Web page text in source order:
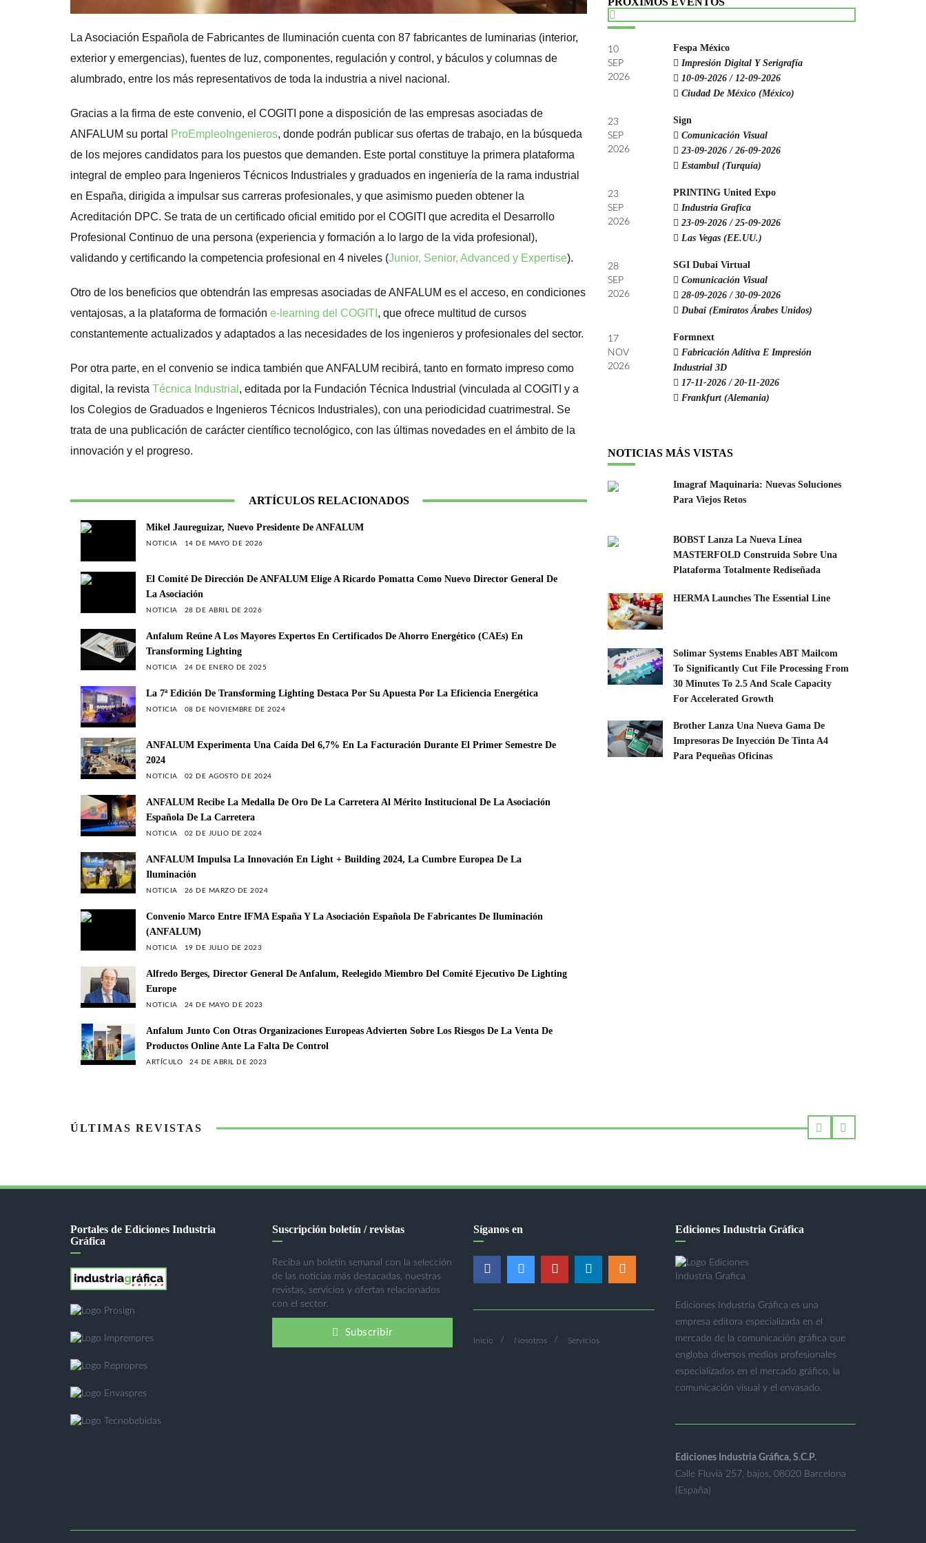
La Asociación Española de Fabricantes de Iluminación cuenta con 87 fabricantes de luminarias (interior,
exterior y emergencias), fuentes de luz, componentes, regulación y control, y báculos y columnas de
alumbrado, entre los más representativos de toda la industria a nivel nacional.
Gracias a la firma de este convenio, el COGITI pone a disposición de las empresas asociadas de
ANFALUM su portal
ProEmpleoIngenieros, donde podrán publicar sus ofertas de trabajo, en la búsqueda
de los mejores candidatos para los puestos que demanden. Este portal constituye la primera plataforma
integral de empleo para Ingenieros Técnicos Industriales y graduados en ingeniería de la rama industrial
en España, dirigida a impulsar sus carreras profesionales, y que asimismo pueden obtener la
Acreditación DPC. Se trata de un certificado oficial emitido por el COGITI que acredita el Desarrollo
Profesional Continuo de una persona (experiencia y formación a lo largo de la vida profesional),
validando y certificando la competencia profesional en 4 niveles (Junior, Senior, Advanced y Expertise).
Otro de los beneficios que obtendrán las empresas asociadas de ANFALUM es el acceso, en condiciones
ventajosas, a la plataforma de formación e-learning del COGITI , que ofrece multitud de cursos
constantemente actualizados y adaptados a las necesidades de los ingenieros y profesionales del sector.
Por otra parte, en el convenio se indica también que ANFALUM recibirá, tanto en formato impreso como
digital, la revista Técnica Industrial , editada por la Fundación Técnica Industrial (vinculada al COGITI y a
los Colegios de Graduados e Ingenieros Técnicos Industriales), con una periodicidad cuatrimestral. Se
trata de una publicación de carácter científico tecnológico, con las últimas novedades en el ámbito de la
innovación y el progreso.
ARTÍCULOS RELACIONADOS
Mikel Jaureguizar, Nuevo Presidente De ANFALUM
NOTICIA 14 DE MAYO DE 2026
El Comité De Dirección De ANFALUM Elige A Ricardo Pomatta Como Nuevo Director General De
La Asociación
NOTICIA 28 DE ABRIL DE 2026
Anfalum Reúne A Los Mayores Expertos En Certificados De Ahorro Energético (CAEs) En
Transforming Lighting
NOTICIA 24 DE ENERO DE 2025
La 7ª Edición De Transforming Lighting Destaca Por Su Apuesta Por La Eficiencia Energética
NOTICIA 08 DE NOVIEMBRE DE 2024
ANFALUM Experimenta Una Caída Del 6,7% En La Facturación Durante El Primer Semestre De
2024
NOTICIA 02 DE AGOSTO DE 2024
ANFALUM Recibe La Medalla De Oro De La Carretera Al Mérito Institucional De La Asociación
Española De La Carretera
NOTICIA 02 DE JULIO DE 2024
ANFALUM Impulsa La Innovación En Light + Building 2024, La Cumbre Europea De La
Iluminación
NOTICIA 26 DE MARZO DE 2024
Convenio Marco Entre IFMA España Y La Asociación Española De Fabricantes De Iluminación
(ANFALUM)
NOTICIA 19 DE JULIO DE 2023
Alfredo Berges, Director General De Anfalum, Reelegido Miembro Del Comité Ejecutivo De Lighting
Europe
NOTICIA 24 DE MAYO DE 2023
Anfalum Junto Con Otras Organizaciones Europeas Advierten Sobre Los Riesgos De La Venta De
Productos Online Ante La Falta De Control
ARTÍCULO 24 DE ABRIL DE 2023
10
SEP
2026
Fespa México
Impresión Digital Y Serigrafía
10-09-2026 / 12-09-2026
Ciudad De México (México)
23
SEP
2026
Sign
Comunicación Visual
23-09-2026 / 26-09-2026
Estambul (Turquía)
23
SEP
2026
PRINTING United Expo
Industria Grafica
23-09-2026 / 25-09-2026
Las Vegas (EE.UU.)
28
SEP
2026
SGI Dubai Virtual
Comunicación Visual
28-09-2026 / 30-09-2026
Dubai (Emiratos Árabes Unidos)
17
NOV
2026
Formnext
Fabricación Aditiva E Impresión
Industrial 3D
17-11-2026 / 20-11-2026
Frankfurt (Alemania)
NOTICIAS MÁS VISTAS
Imagraf Maquinaria: Nuevas Soluciones
Para Viejos Retos
BOBST Lanza La Nueva Línea
MASTERFOLD Construida Sobre Una
Plataforma Totalmente Rediseñada
HERMA Launches The Essential Line
Solimar Systems Enables ABT Mailcom
To Significantly Cut File Processing From
30 Minutes To 2.5 And Scale Capacity
For Accelerated Growth
Brother Lanza Una Nueva Gama De
Impresoras De Inyección De Tinta A4
Para Pequeñas Oficinas
ÚLTIMAS REVISTAS
Portales de Ediciones Industria
Gráfica
Suscripción boletín / revistas
Reciba un boletín semanal con la selección
de las noticias más destacadas, nuestras
revistas, servicios y ofertas relacionados
con el sector.
Subscribir
Síganos en
Inicio Nosotros Servicios
Ediciones Industria Gráfica
Ediciones Industria Gráfica es una
empresa editora especializada en el
mercado de la comunicación gráfica que
engloba diversos medios profesionales
especializados en el mercado gráfico, la
comunicación visual y el envasado.
Ediciones Industria Gráfica, S.C.P.
Calle Fluvià 257, bajos, 08020 Barcelona
(España)